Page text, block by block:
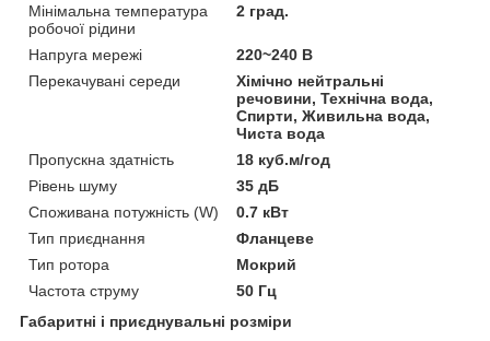
Мінімальна температура
робочої рідини
2 град.
Напруга мережі
220~240 В
Перекачувані середи
Хімічно нейтральні
речовини, Технічна вода,
Спирти, Живильна вода,
Чиста вода
Пропускна здатність
18 куб.м/год
Рівень шуму
35 дБ
Споживана потужність (W)
0.7 кВт
Тип приєднання
Фланцеве
Тип ротора
Мокрий
Частота струму
50 Гц
Габаритні і приєднувальні розміри